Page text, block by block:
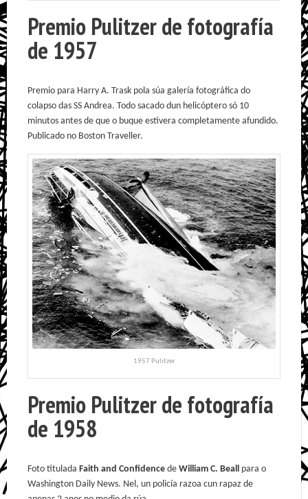
Premio Pulitzer de fotografía
de 1957
Premio para Harry A. Trask pola súa galería fotográfica do
colapso das SS Andrea. Todo sacado dun helicóptero só 10
minutos antes de que o buque estivera completamente afundido.
Publicado no Boston Traveller.
1957 Pulitzer
Premio Pulitzer de fotografía
de 1958
Foto titulada Faith and Confidence de William C. Beall
para o
Washington Daily News. Nel, un policía razoa cun rapaz de